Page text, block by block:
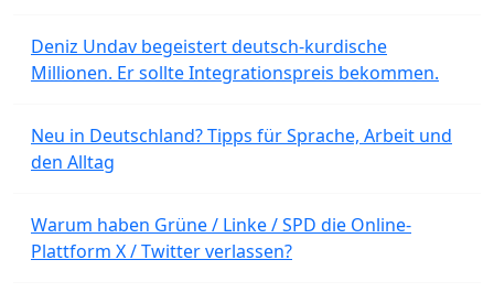
Deniz Undav begeistert deutsch-kurdische
Millionen. Er sollte Integrationspreis bekommen.
Neu in Deutschland? Tipps für Sprache, Arbeit und
den Alltag
Warum haben Grüne / Linke / SPD die Online-
Plattform X / Twitter verlassen?